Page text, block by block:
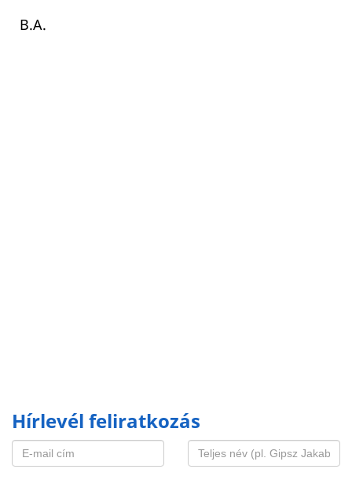
B.A.
Hírlevél feliratkozás